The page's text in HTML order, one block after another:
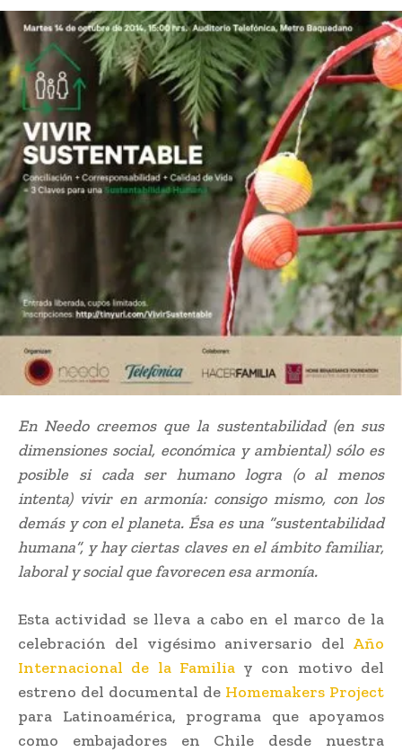
En Needo creemos que la sustentabilidad (en sus
dimensiones social, económica y ambiental) sólo es
posible si cada ser humano logra (o al menos
intenta) vivir en armonía: consigo mismo, con los
demás y con el planeta. Ésa es una “sustentabilidad
humana”, y hay ciertas claves en el ámbito familiar,
laboral y social que favorecen esa armonía.
Esta actividad se lleva a cabo en el marco de la
celebración del vigésimo aniversario del Año
Internacional de la Familiay con motivo del
estreno del documental de Homemakers Project
para Latinoamérica, programa que apoyamos
como embajadores en Chile desde nuestra